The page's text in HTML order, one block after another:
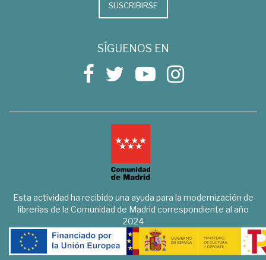
SUSCRIBIRSE
SÍGUENOS EN
Esta actividad ha recibido una ayuda para la modernización de
librerías de la Comunidad de Madrid correspondiente al año
2024